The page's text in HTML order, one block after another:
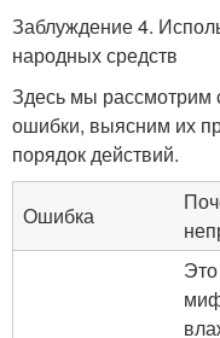
Заблуждение 4.
народных средств
Здесь мы рассмотрим
ошибки, выясним их
порядок действий.
Ошибка